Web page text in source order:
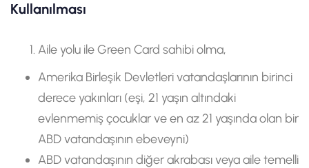
Kullanılması
Aile yolu ile Green Card sahibi olma,
Amerika Birleşik Devletleri vatandaşlarının birinci
derece yakınları (eşi, 21 yaşın altındaki
evlenmemiş çocuklar ve en az 21 yaşında olan bir
ABD vatandaşının ebeveyni)
ABD vatandaşının diğer akrabası veya aile temelli